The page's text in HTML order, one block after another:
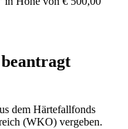
dem Härtefallfonds
(WKO) vergeben.